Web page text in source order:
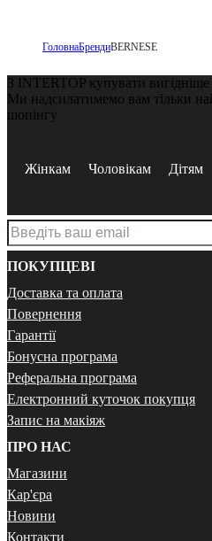
ГоловнаБрендиBERNESE
З INTERTOP купувати вигідніше
Ми надсилатимемо вам тільки
шопінгу
Жінкам Чоловікам Дітям
ПОКУПЦЕВІ
Доставка та оплата
Повернення
Гарантії
Бонусна програма
Реферальна програма
Електронний куточок покупця
Запис на макіяж
ПРО НАС
Магазини
Кар'єра
Новини
Контакти